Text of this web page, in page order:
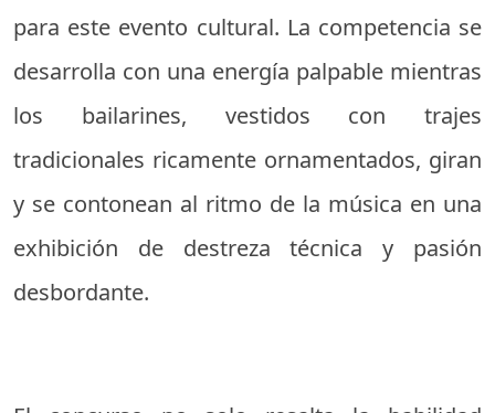
para este evento cultural. La competencia se
desarrolla con una energía palpable mientras
los bailarines, vestidos con trajes
tradicionales ricamente ornamentados, giran
y se contonean al ritmo de la música en una
exhibición de destreza técnica y pasión
desbordante.